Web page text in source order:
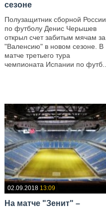
сезоне
Полузащитник сборной России
по футболу Денис Черышев
открыл счет забитым мячам за
"Валенсию" в новом сезоне. В
матче третьего тура
чемпионата Испании по футб...
02.09.2018 13:09
На матче "Зенит" –